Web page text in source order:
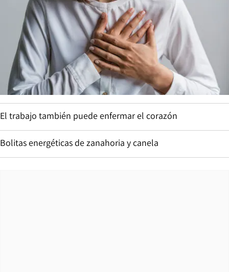
El trabajo también puede enfermar el corazón
Bolitas energéticas de zanahoria y canela